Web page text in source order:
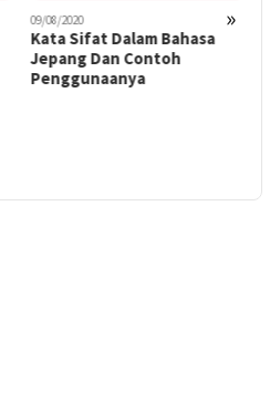
»
09/08/2020
Kata Sifat Dalam Bahasa
Jepang Dan Contoh
Penggunaanya